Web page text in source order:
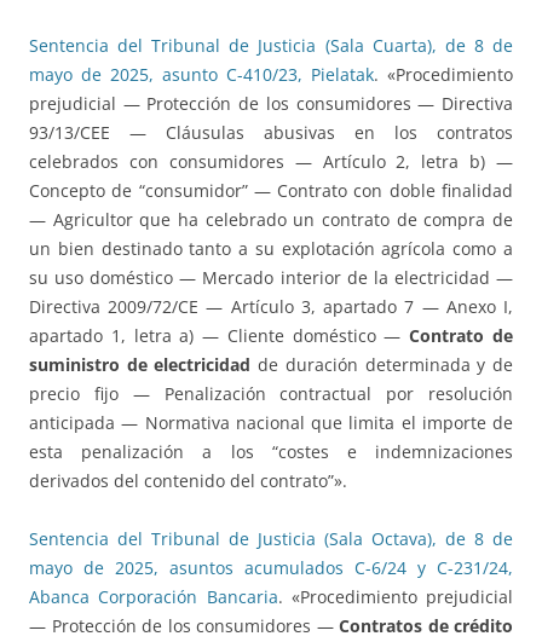
Sentencia del Tribunal de Justicia (Sala Cuarta), de 8 de
mayo de 2025, asunto C-410/23, Pielatak. «Procedimiento
prejudicial — Protección de los consumidores — Directiva
93/13/CEE — Cláusulas abusivas en los contratos
celebrados con consumidores — Artículo 2, letra b) —
Concepto de “consumidor” — Contrato con doble finalidad
— Agricultor que ha celebrado un contrato de compra de
un bien destinado tanto a su explotación agrícola como a
su uso doméstico — Mercado interior de la electricidad —
Directiva 2009/72/CE — Artículo 3, apartado 7 — Anexo I,
apartado 1, letra a) — Cliente doméstico —Contrato de
suministro de electricidad de duración determinada y de
precio fijo — Penalización contractual por resolución
anticipada — Normativa nacional que limita el importe de
esta penalización a los “costes e indemnizaciones
derivados del contenido del contrato”».
Sentencia del Tribunal de Justicia (Sala Octava), de 8 de
mayo de 2025, asuntos acumulados C-6/24 y C-231/24,
Abanca Corporación Bancaria. «Procedimiento prejudicial
— Protección de los consumidores — Contratos de crédito